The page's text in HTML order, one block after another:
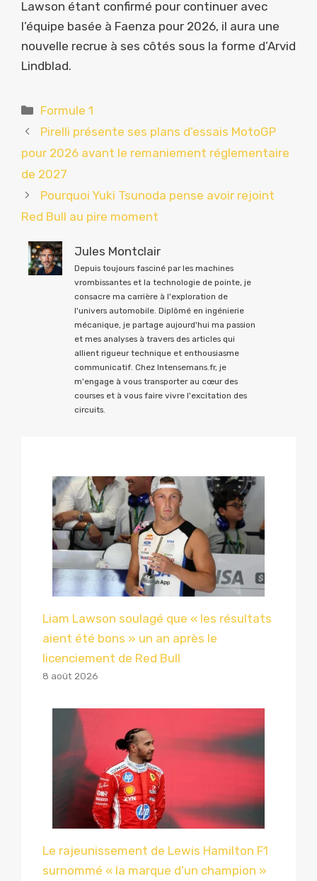
Lawson étant confirmé pour continuer avec
l’équipe basée à Faenza pour 2026, il aura une
nouvelle recrue à ses côtés sous la forme d’Arvid
Lindblad.
Catégories
Formule 1
Pirelli présente ses plans d’essais MotoGP
pour 2026 avant le remaniement réglementaire
de 2027
Pourquoi Yuki Tsunoda pense avoir rejoint
Red Bull au pire moment
Jules Montclair
Depuis toujours fasciné par les machines
vrombissantes et la technologie de pointe, je
consacre ma carrière à l'exploration de
l'univers automobile. Diplômé en ingénierie
mécanique, je partage aujourd'hui ma passion
et mes analyses à travers des articles qui
allient rigueur technique et enthousiasme
communicatif. Chez Intensemans.fr, je
m'engage à vous transporter au cœur des
courses et à vous faire vivre l'excitation des
circuits.
Liam Lawson soulagé que « les résultats
aient été bons » un an après le
licenciement de Red Bull
8 août 2026
Le rajeunissement de Lewis Hamilton F1
surnommé « la marque d’un champion »